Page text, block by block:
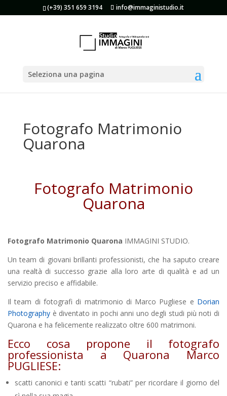
(+39) 351 659 3194 info@immaginistudio.it
Seleziona una pagina
Fotografo Matrimonio
Quarona
Fotografo Matrimonio
Quarona
Fotografo Matrimonio Quarona IMMAGINI STUDIO.
Un team di giovani brillanti professionisti, che ha saputo creare
una realtà di successo grazie alla loro arte di qualità e ad un
servizio preciso e affidabile.
Il team di fotografi di matrimonio di Marco Pugliese e Dorian
Photography è diventato in pochi anni uno degli studi più noti di
Quarona e ha felicemente realizzato oltre 600 matrimoni.
Ecco cosa propone il fotografo
professionista a Quarona Marco
PUGLIESE:
scatti canonici e tanti scatti “rubati” per ricordare il giorno del